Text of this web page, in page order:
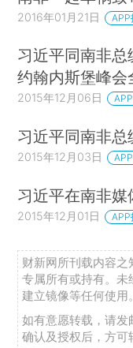
2016年01月21日 APP
习近平同南非
约翰内斯堡峰会
2015年12月06日
习近平同南非
2015年12月03日
习近平在南非
2015年12月01日 APP
财新网所刊载内容之
专属所有或持有。未
建立镜像等任何使用。
如有意愿转载，请发
确认及授权后，方可